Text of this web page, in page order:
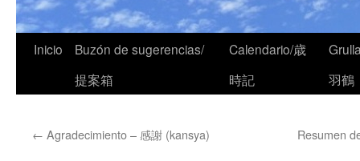
Inicio
Buzón de sugerencias/
提案箱
Calendario/歳
時記
羽鶴
← Agradecimiento – 感謝 (kansya) Resumen